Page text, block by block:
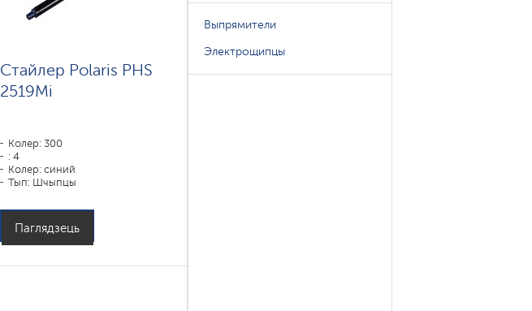
Стайлер Polaris PHS
2519Mi
Колер: 300
: 4
Колер: синий
Тып: Шчыпцы
Паглядзець
Выпрямители
Электрощипцы